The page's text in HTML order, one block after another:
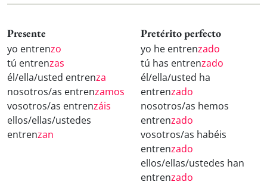
Presente
yo entrenzo
tú entrenzas
él/ella/usted entrenza
nosotros/as entrenzamos
vosotros/as entrenzáis
ellos/ellas/ustedes
entrenzan
Pretérito perfecto
yo he entrenzado
tú has entrenzado
él/ella/usted ha
entrenzado
nosotros/as hemos
entrenzado
vosotros/as habéis
entrenzado
ellos/ellas/ustedes han
entrenzado